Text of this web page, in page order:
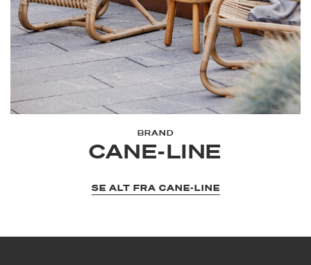
BRAND
CANE-LINE
SE ALT FRA CANE-LINE